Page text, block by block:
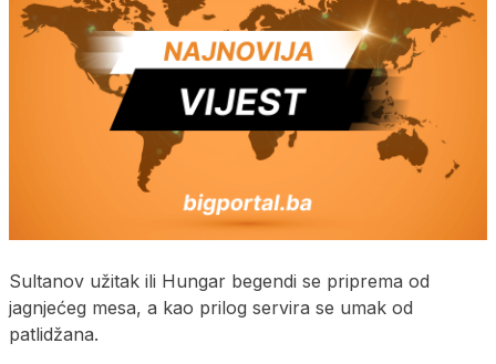
Sultanov užitak ili Hungar begendi se priprema od
jagnjećeg mesa, a kao prilog servira se umak od
patlidžana.